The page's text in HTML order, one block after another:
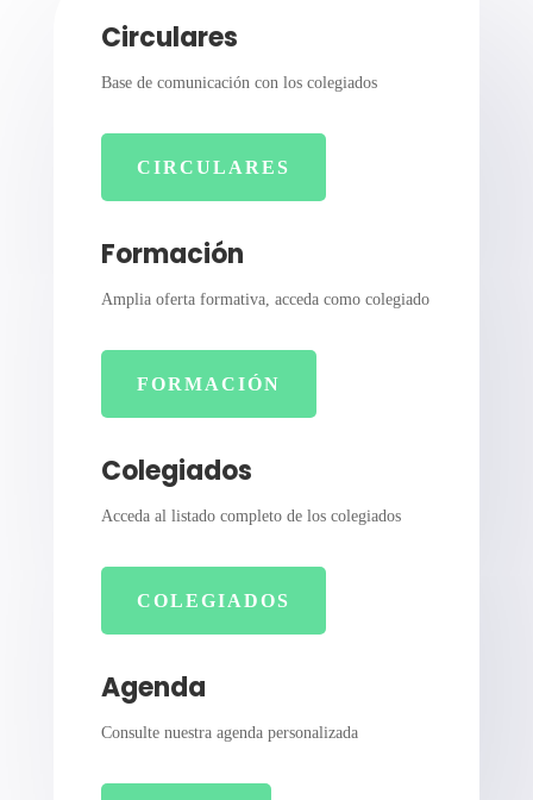
Circulares
Base de comunicación con los colegiados
CIRCULARES
Formación
Amplia oferta formativa, acceda como colegiado
FORMACIÓN
Colegiados
Acceda al listado completo de los colegiados
COLEGIADOS
Agenda
Consulte nuestra agenda personalizada